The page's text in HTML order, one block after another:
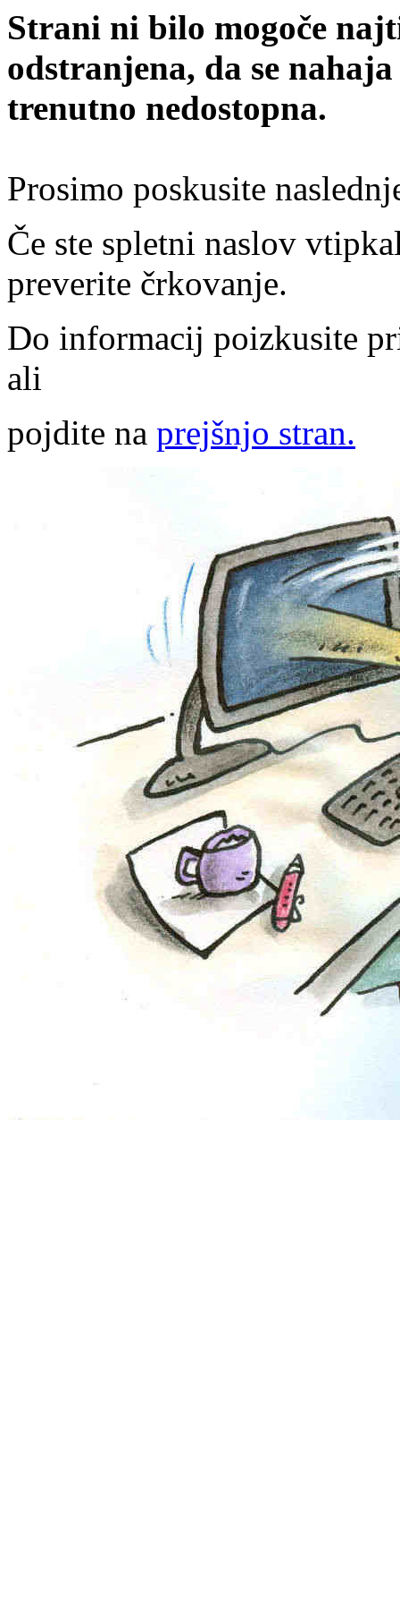
Strani ni bilo mogoče
odstranjena, da se
trenutno nedostopna.
Prosimo poskusite
Če ste spletni naslov
preverite črkovanje.
Do informacij poizkusite
ali
pojdite na prejšnjo stran.